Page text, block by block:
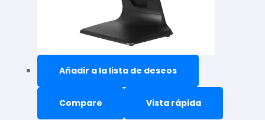
Añadir a la lista de deseos
Compare Vista rápida